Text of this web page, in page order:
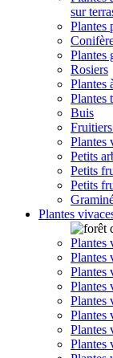
sur
Plantes
Plantes
Rosiers
Plantes
Plantes
Buis
Plantes
Petits
Petits
Petits
Plantes
Plantes
Plantes
Plantes
Plantes
Plantes
Plantes
Plantes
Plantes